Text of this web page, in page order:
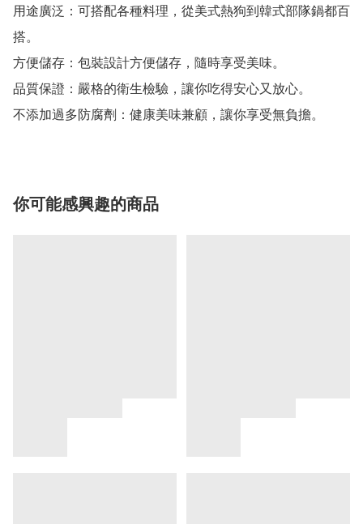
用途廣泛：可搭配各種料理，從美式熱狗到韓式部隊鍋都百
搭。
方便儲存：包裝設計方便儲存，隨時享受美味。
品質保證：嚴格的衛生檢驗，讓你吃得安心又放心。
你可能感興趣的商品